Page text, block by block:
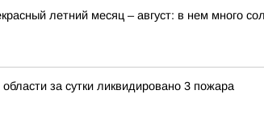
летний месяц – август: в нем много
за сутки ликвидировано 3 пожара